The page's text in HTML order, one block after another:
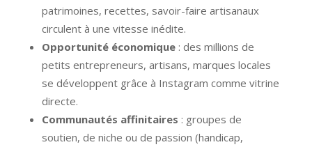
patrimoines, recettes, savoir-faire artisanaux
circulent à une vitesse inédite.
Opportunité économique: des millions de
petits entrepreneurs, artisans, marques locales
se développent grâce à Instagram comme vitrine
directe.
Communautés affinitaires : groupes de
soutien, de niche ou de passion (handicap,